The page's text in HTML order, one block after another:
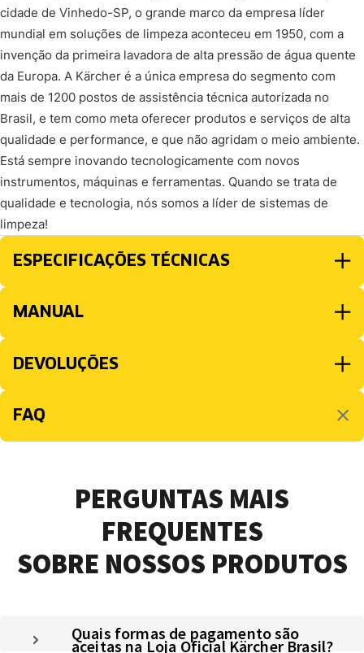
cidade de Vinhedo-SP, o grande marco da empresa líder
mundial em soluções de limpeza aconteceu em 1950, com a
invenção da primeira lavadora de alta pressão de água quente
da Europa. A Kärcher é a única empresa do segmento com
mais de 1200 postos de assistência técnica autorizada no
Brasil, e tem como meta oferecer produtos e serviços de alta
qualidade e performance, e que não agridam o meio ambiente.
Está sempre inovando tecnologicamente com novos
instrumentos, máquinas e ferramentas. Quando se trata de
qualidade e tecnologia, nós somos a líder de sistemas de
limpeza!
ESPECIFICAÇÕES TÉCNICAS
MANUAL
DEVOLUÇÕES
FAQ
PERGUNTAS MAIS
FREQUENTES
SOBRE NOSSOS PRODUTOS
Quais formas de pagamento são
aceitas na Loja Oficial Kärcher Brasil?